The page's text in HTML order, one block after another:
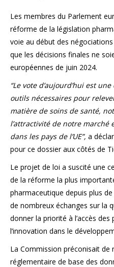
Les membres du Parlement
réforme de la législation
voie au début des
que les décisions finales ne
européennes de juin 2024.
“Le vote d’aujourd’hui est
outils nécessaires pour
matière de soins de santé,
l’attractivité de notre marché
dans les pays de l’UE”, a
pour ce dossier aux côtés de
Le projet de loi a suscité une
de la réforme la plus
pharmaceutique depuis plus
de nombreux échanges sur la
donner la priorité à l’accès
l’innovation dans le
La Commission préconisait de
réglementaire de base des